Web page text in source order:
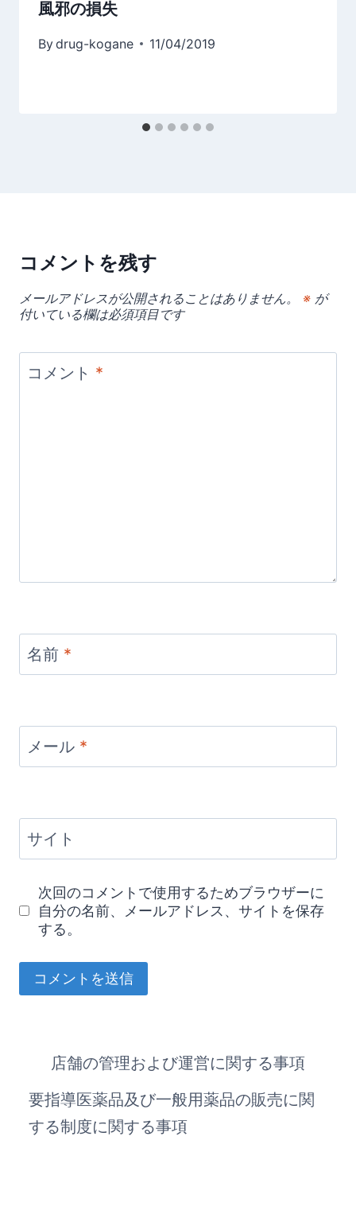
風邪の損失
Bydrug-kogane 11/04/2019
コメントを残す
メールアドレスが公開されることはありません。 ※ が
付いている欄は必須項目です
コメント *
名前 *
メール *
サイト
次回のコメントで使用するためブラウザーに
自分の名前、メールアドレス、サイトを保存
する。
店舗の管理および運営に関する事項
要指導医薬品及び一般用薬品の販売に関
する制度に関する事項